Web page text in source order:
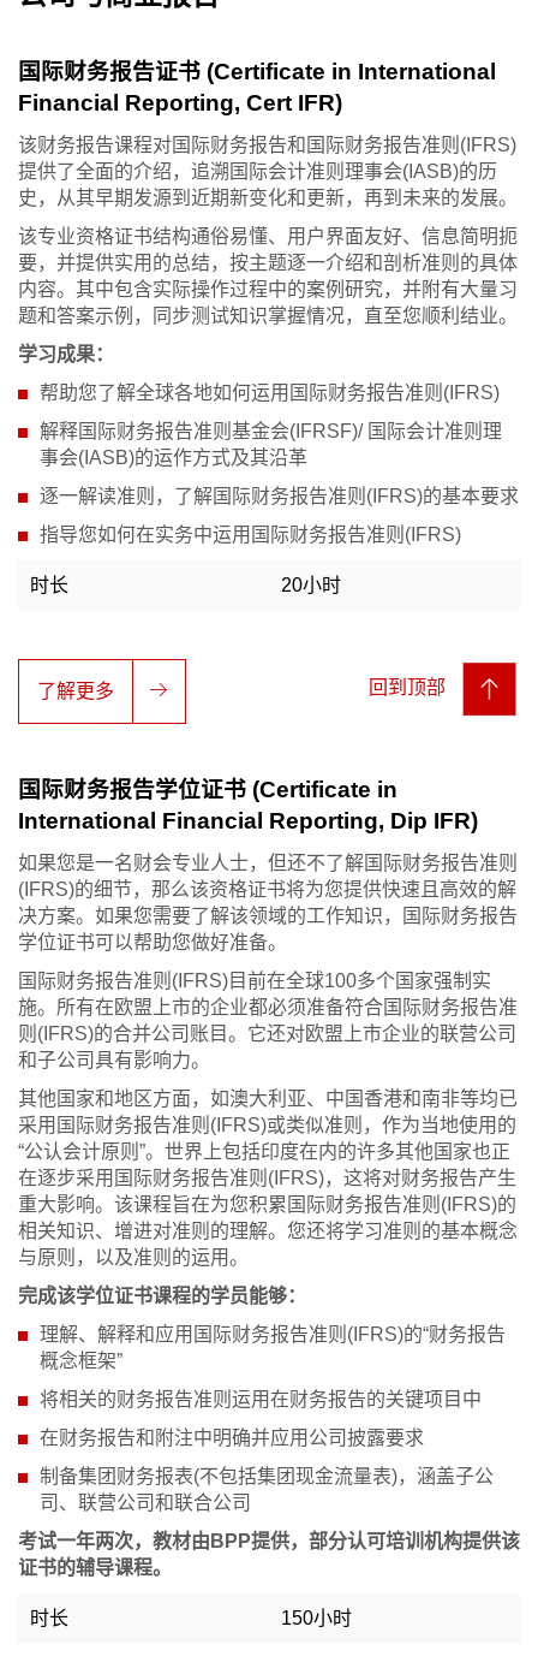
国际财务报告证书 (Certificate in International
Financial Reporting, Cert IFR)
该财务报告课程对国际财务报告和国际财务报告准则(IFRS)
提供了全面的介绍，追溯国际会计准则理事会(IASB)的历
史，从其早期发源到近期新变化和更新，再到未来的发展。
该专业资格证书结构通俗易懂、用户界面友好、信息简明扼
要，并提供实用的总结，按主题逐一介绍和剖析准则的具体
内容。其中包含实际操作过程中的案例研究，并附有大量习
题和答案示例，同步测试知识掌握情况，直至您顺利结业。
学习成果：
帮助您了解全球各地如何运用国际财务报告准则(IFRS)
解释国际财务报告准则基金会(IFRSF)/ 国际会计准则理
事会(IASB)的运作方式及其沿革
逐一解读准则，了解国际财务报告准则(IFRS)的基本要求
指导您如何在实务中运用国际财务报告准则(IFRS)
时长 20小时
了解更多 回到顶部
国际财务报告学位证书 (Certificate in
International Financial Reporting, Dip IFR)
如果您是一名财会专业人士，但还不了解国际财务报告准则
(IFRS)的细节，那么该资格证书将为您提供快速且高效的解
决方案。如果您需要了解该领域的工作知识，国际财务报告
学位证书可以帮助您做好准备。
国际财务报告准则(IFRS)目前在全球100多个国家强制实
施。所有在欧盟上市的企业都必须准备符合国际财务报告准
则(IFRS)的合并公司账目。它还对欧盟上市企业的联营公司
和子公司具有影响力。
其他国家和地区方面，如澳大利亚、中国香港和南非等均已
采用国际财务报告准则(IFRS)或类似准则，作为当地使用的
“公认会计原则”。世界上包括印度在内的许多其他国家也正
在逐步采用国际财务报告准则(IFRS)，这将对财务报告产生
重大影响。该课程旨在为您积累国际财务报告准则(IFRS)的
相关知识、增进对准则的理解。您还将学习准则的基本概念
与原则，以及准则的运用。
完成该学位证书课程的学员能够：
理解、解释和应用国际财务报告准则(IFRS)的“财务报告
概念框架”
将相关的财务报告准则运用在财务报告的关键项目中
在财务报告和附注中明确并应用公司披露要求
制备集团财务报表(不包括集团现金流量表)，涵盖子公
司、联营公司和联合公司
考试一年两次，教材由BPP提供，部分认可培训机构提供该
证书的辅导课程。
时长 150小时